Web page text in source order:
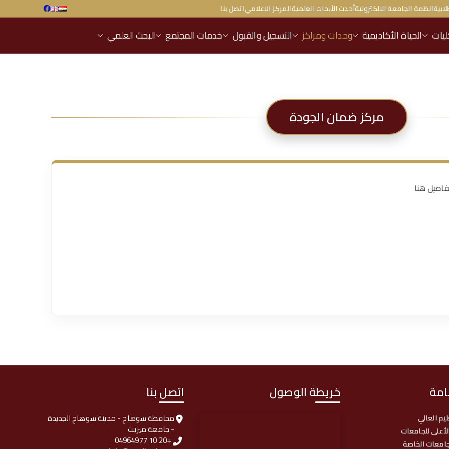
انظمة الجامعة الالكترونيةأحدث الأبحاث العلميةالمركز الاعلامياتصل بنا
الحياة الأكاديمية وحدات ومراكز التسجيل والقبول خدمات المجتمع البحث العلمي
مركز ضمان الجودة
هنا
العالي
للجامعات
الخاصة
خريطة الوصول اتصل بنا
محافظة سوهاج - مدينة سوهاج الجديدة
- جامعة ميريت
+20 10 04964977